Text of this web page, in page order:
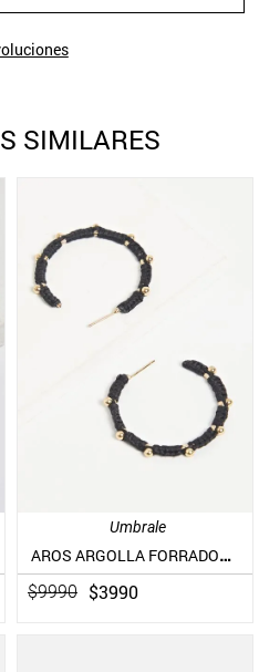
SIMILARES
Umbrale
AROS ARGOLLA FORRADOS EN HILO CON PEQUEÑOS DETALLES DORADOS
$9990 $3990